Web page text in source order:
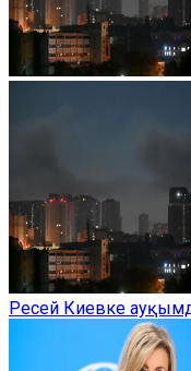
Ресей Киевке